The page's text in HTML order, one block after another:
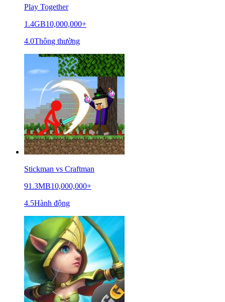
Play Together
1.4GB10,000,000+
4.0Thông thường
Stickman vs Craftman
91.3MB10,000,000+
4.5Hành động